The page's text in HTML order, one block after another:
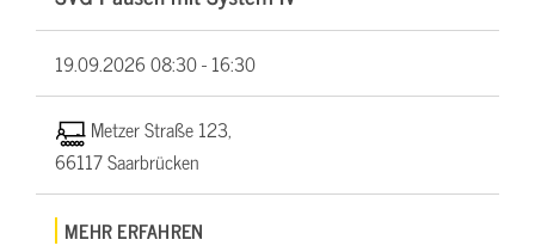
19.09.202608:30 - 16:30
Metzer Straße 123,
66117 Saarbrücken
MEHR ERFAHREN